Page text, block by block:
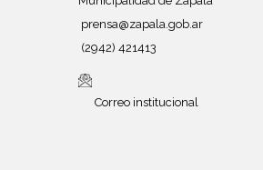
prensa@zapala.gob.ar
(2942) 421413
Correo institucional